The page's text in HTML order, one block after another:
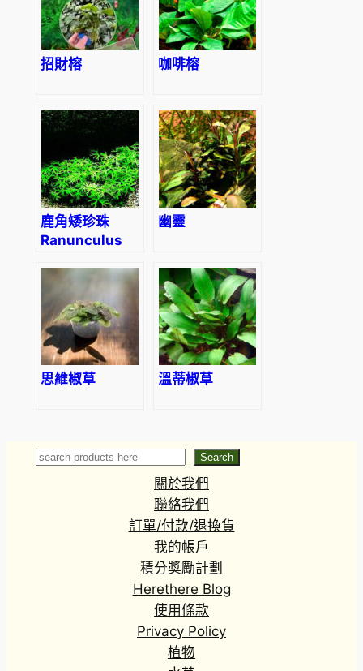
招財榕 咖啡榕
鹿角矮珍珠
Ranunculus
var. tropica
幽靈
思維椒草 溫蒂椒草
Search Search
關於我們
聯絡我們
訂單/付款/退換貨
我的帳戶
積分獎勵計劃
Herethere Blog
使用條款
Privacy Policy
植物